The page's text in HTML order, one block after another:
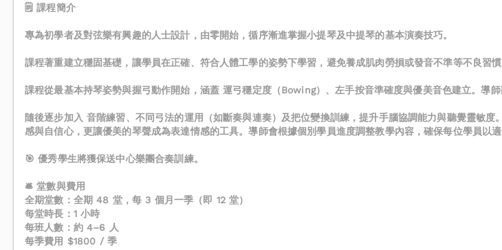
🗒️ 課程簡介
專為初學者及對弦樂有興趣的人士設計，由零開始，循序漸進掌握小提琴及中提琴的基本演奏技巧。
課程著重建立穩固基礎，讓學員在正確、符合人體工學的姿勢下學習，避免養成肌肉勞損或發音不準等不良習慣
課程從最基本持琴姿勢與握弓動作開始，涵蓋 運弓穩定度（Bowing）、左手按音準確度與優美音色建立。導
隨後逐步加入 音階練習、不同弓法的運用（如斷奏與連奏）及把位變換訓練，提升手腦協調能力與聽覺靈敏
感與自信心，更讓優美的琴聲成為表達情感的工具。導師會根據個別學員進度調整教學內容，確保每位學員以適
🎯 優秀學生將獲保送中心樂團合奏訓練。
🛎️ 堂數與費用
全期堂數：全期 48 堂，每 3 個月一季（即 12 堂）
每堂時長：1 小時
每班人數：約 4–6 人
每季費用 $1800 / 季